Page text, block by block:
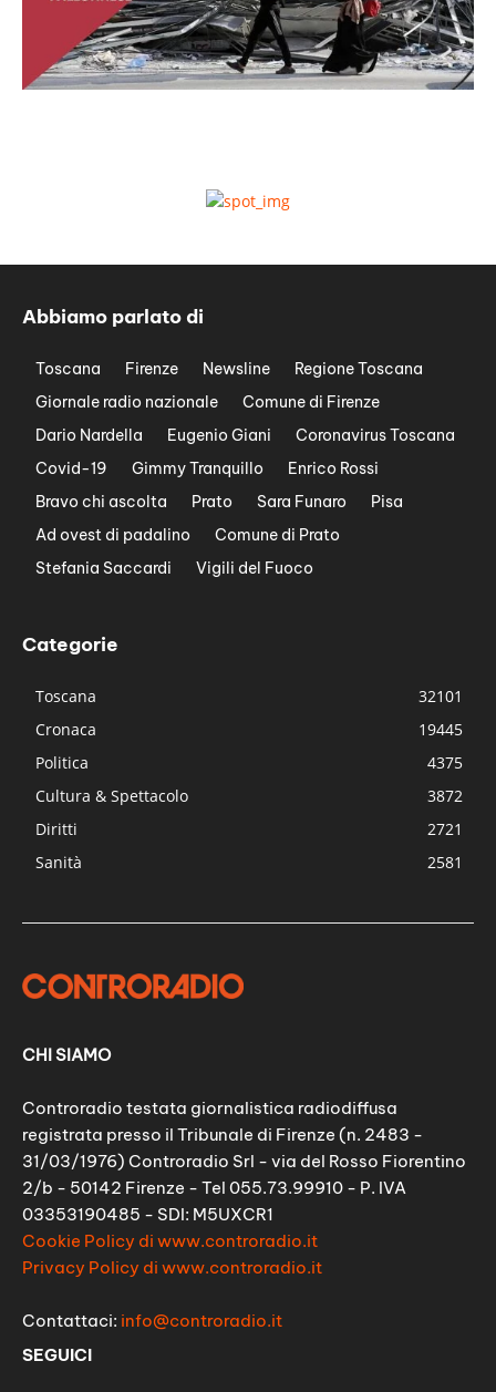
Abbiamo parlato di
Toscana Firenze Newsline
Regione Toscana
Giornale radio nazionale
Comune di Firenze
Dario Nardella
Eugenio Giani
Coronavirus Toscana
Covid-19
Gimmy Tranquillo
Enrico Rossi
Bravo chi ascolta
Prato Sara Funaro
Pisa
Ad ovest di padalino
Comune di Prato
Stefania Saccardi
Vigili del Fuoco
Categorie
Toscana
32101
Cronaca
19445
Politica
4375
Cultura & Spettacolo
3872
Diritti
2721
Sanità
2581
CHI SIAMO
Controradio testata giornalistica radiodiffusa
registrata presso il Tribunale di Firenze (n. 2483 -
31/03/1976) Controradio Srl - via del Rosso Fiorentino
2/b - 50142 Firenze - Tel 055.73.99910 - P. IVA
03353190485 - SDI: M5UXCR1
Cookie Policy di www.controradio.it
Privacy Policy di www.controradio.it
Contattaci: info@controradio.it
SEGUICI